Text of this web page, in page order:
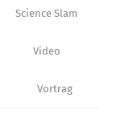
Science Slam
Video
Vortrag